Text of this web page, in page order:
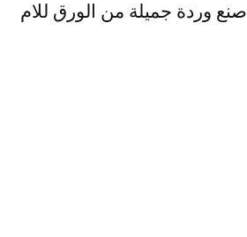
صنع وردة جميلة من الورق للام